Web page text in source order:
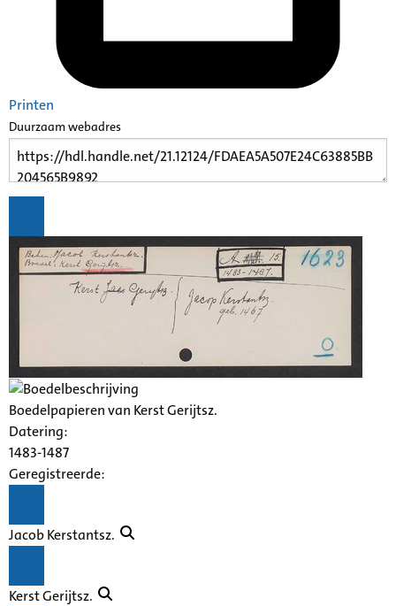
Printen
Duurzaam webadres
Boedelpapieren van Kerst Gerijtsz.
Datering:
1483-1487
Geregistreerde:
Jacob Kerstantsz.
Kerst Gerijtsz.